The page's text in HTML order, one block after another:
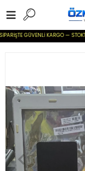
GÜVENLİ KARGO —